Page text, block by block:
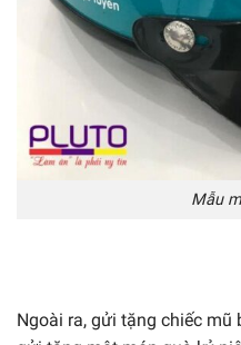
Mẫu
Ngoài ra, gửi tặng chiếc